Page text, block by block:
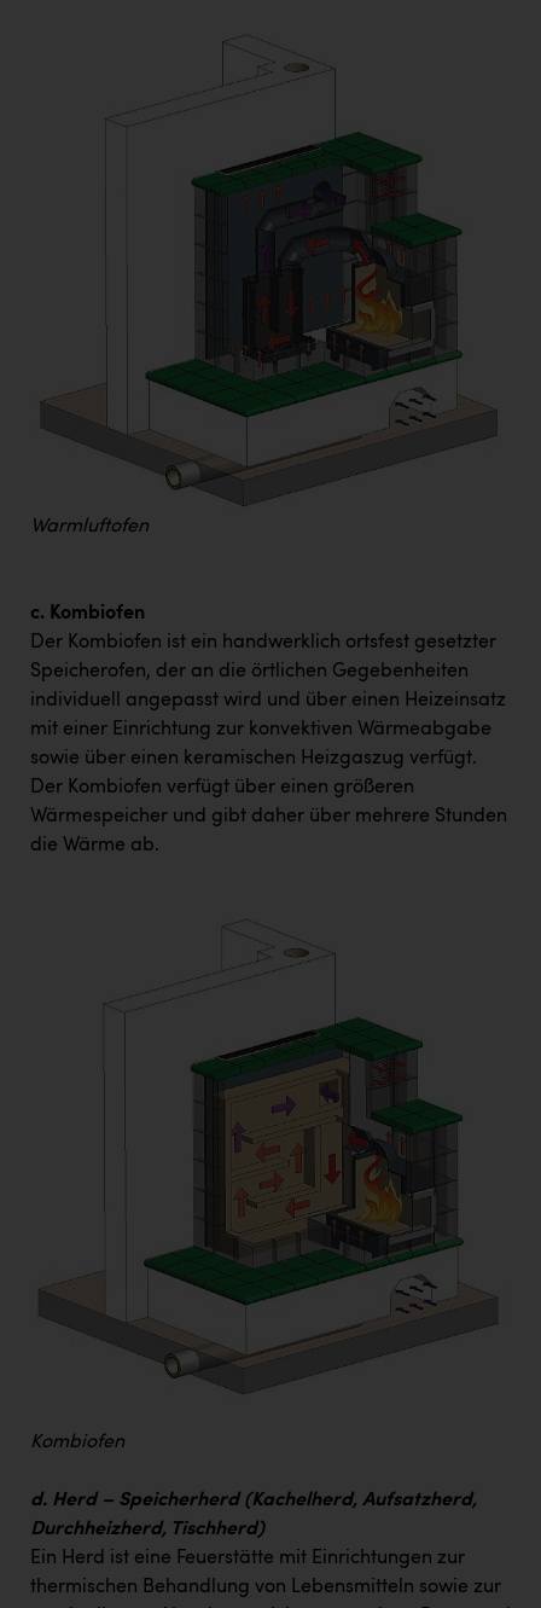
Warmluftofen
c. Kombiofen
Der Kombiofen ist ein handwerklich ortsfest gesetzter
Speicherofen, der an die örtlichen Gegebenheiten
individuell angepasst wird und über einen Heizeinsatz
mit einer Einrichtung zur konvektiven Wärmeabgabe
sowie über einen keramischen Heizgaszug verfügt.
Der Kombiofen verfügt über einen größeren
Wärmespeicher und gibt daher über mehrere Stunden
die Wärme ab.
Kombiofen
d. Herd – Speicherherd (Kachelherd, Aufsatzherd,
Durchheizherd, Tischherd)
Ein Herd ist eine Feuerstätte mit Einrichtungen zur
thermischen Behandlung von Lebensmitteln sowie zur